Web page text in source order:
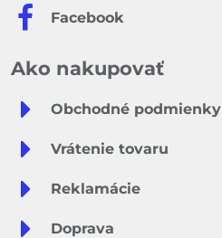
Facebook
Ako nakupovať
Obchodné podmienky
Vrátenie tovaru
Reklamácie
Doprava